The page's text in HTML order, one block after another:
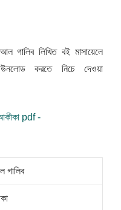
গালিব লিখিত বই মাসায়েলে
করতে নিচে দেওয়া
গালিব